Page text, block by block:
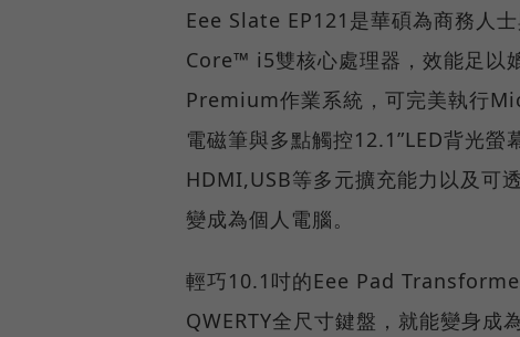
Eee Slate EP121是華碩為商務人
Core™ i5雙核心處理器，效能足
Premium作業系統，可完美執行
電磁筆與多點觸控12.1”LED背光
HDMI,USB等多元擴充能力以及可
變成為個人電腦。
輕巧10.1吋的Eee Pad
QWERTY全尺寸鍵盤，就能變身成